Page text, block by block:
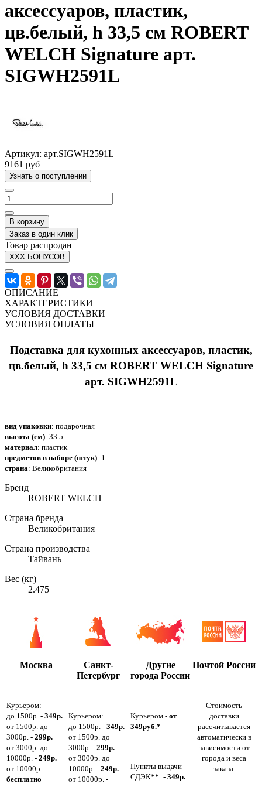
аксессуаров, пластик,
цв.белый, h 33,5 см ROBERT
WELCH Signature арт.
SIGWH2591L
Артикул: арт.SIGWH2591L
9161 руб
Узнать о поступлении
В корзину
Заказ в один клик
Товар распродан
XXX БОНУСОВ
ОПИСАНИЕ
ХАРАКТЕРИСТИКИ
УСЛОВИЯ ДОСТАВКИ
УСЛОВИЯ ОПЛАТЫ
Подставка для кухонных аксессуаров, пластик,
цв.белый, h 33,5 см ROBERT WELCH Signature
арт. SIGWH2591L
вид упаковки: подарочная
высота (см): 33.5
материал: пластик
предметов в наборе (штук): 1
страна: Великобритания
Бренд
ROBERT WELCH
Страна бренда
Великобритания
Страна производства
Тайвань
Вес (кг)
2.475
Москва
Курьером:
до 1500р. - 349р.
от 1500р. до
3000р. - 299р.
от 3000р. до
10000р. - 249р.
от 10000р. -
бесплатно
Санкт-
Петербург
Курьером:
до 1500р. - 349р.
от 1500р. до
3000р. - 299р.
от 3000р. до
10000р. - 249р.
от 10000р. -
Другие
города России
Курьером - от
349руб.*
Пункты выдачи
СДЭК**: - 349р.
Почтой России
Стоимость
доставки
рассчитывается
автоматически в
зависимости от
города и веса
заказа.